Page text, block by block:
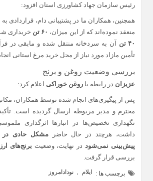
رئیس سازمان جهاد کشاورزی استان افزود:
همچنین، همکاران ما در پشتیبانی دام، قراردادی به
منعقد نموده‌اند که از این میزان، ۶۰ تن خریداری
۴۰ تن
آن به سردخانه منتقل شده و مابقی در
تأمین مازاد مورد نیاز از محل خرید مرغ استانی
بررسی وضعیت روغن و برنج
عزیزان در رابطه با روغن خوراکی اعلام کرد:
پس از پیگیری‌های انجام شده توسط همکاران،
محترم و مدیر مربوطه ارسال گردیده است.
نگهداری تخصیص‌ها در انبارها اثرگذاری
داشت، هرچند در حال حاضرمشکل حادی در
پیش‌بینی نمی‌شوددر نهایت، وضعیت برنج‌های
بررسی قرار گرفت.
برچسب ها : ایلام نودادامروز